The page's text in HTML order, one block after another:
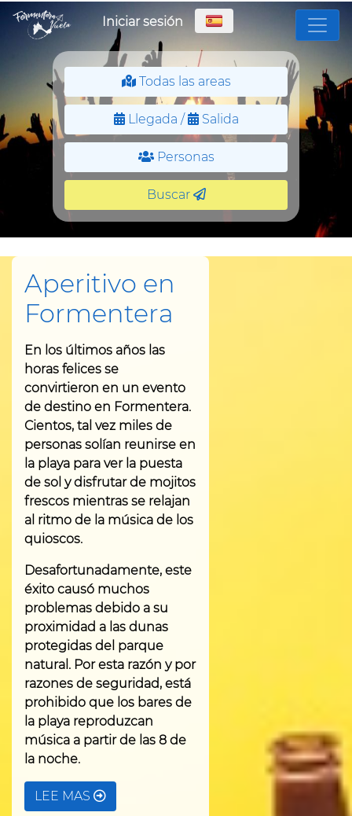
Iniciar sesión
Todas las areas
Llegada / Salida
Personas
Buscar
Aperitivo en
Formentera
En los últimos años las
horas felices se
convirtieron en un evento
de destino en Formentera.
Cientos, tal vez miles de
personas solían reunirse en
la playa para ver la puesta
de sol y disfrutar de mojitos
frescos mientras se relajan
al ritmo de la música de los
quioscos.
Desafortunadamente, este
éxito causó muchos
problemas debido a su
proximidad a las dunas
protegidas del parque
natural. Por esta razón y por
razones de seguridad, está
prohibido que los bares de
la playa reproduzcan
música a partir de las 8 de
la noche.
LEE MAS